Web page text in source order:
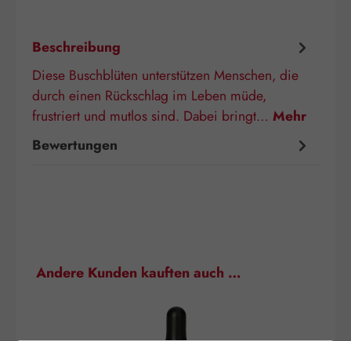
Beschreibung
Diese Buschblüten unterstützen Menschen, die
durch einen Rückschlag im Leben müde,
frustriert und mutlos sind. Dabei bringt… Mehr
Bewertungen
Produktgalerie überspringen
Andere Kunden kauften auch …